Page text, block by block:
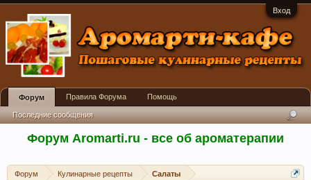
Вход
Форум Aromarti.ru - все об ароматерапии
Форум Кулинарные рецепты Салаты
Форум
Последние сообщения
Правила Форума Помощь